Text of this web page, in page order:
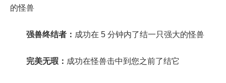
的怪兽
强兽终结者： 成功在 5 分钟内了结一只强大的怪兽
完美无瑕： 成功在怪兽击中到您之前了结它